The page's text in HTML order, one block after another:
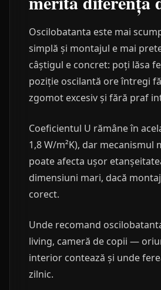
Oscilobatanta este mai
simplă și montajul e mai
câștigul e concret: poți lăsa
poziție oscilantă ore întregi
zgomot excesiv și fără praf
Coeficientul U rămâne în
1,8 W/m²K), dar mecanismul
poate afecta ușor
dimensiuni mari, dacă
corect.
Unde recomand
living, cameră de copii —
interior contează și unde
zilnic.